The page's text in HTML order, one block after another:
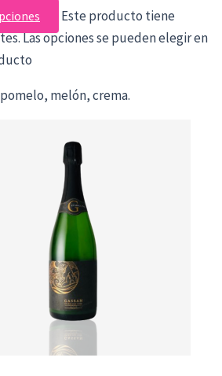
Este producto tiene
Las opciones se pueden elegir en
melón, crema.